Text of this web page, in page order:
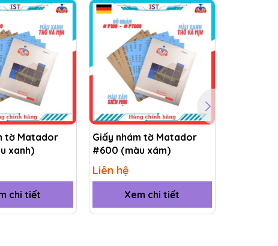
phủ
bề
tờ Matador
xanh)
chi tiết
Giấy nhám tờ Matador
#600 (màu xám)
Liên hệ
Xem chi tiết